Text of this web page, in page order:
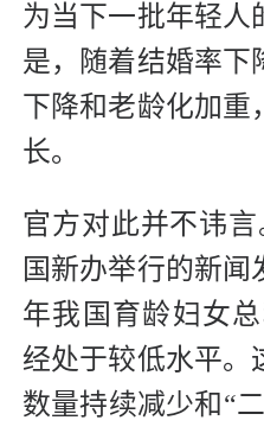
为当下一批年轻人
是，随着结婚率下
下降和老龄化加
长。
官方对此并不讳言
国新办举行的新闻
年我国育龄妇女
经处于较低水平。
数量持续减少和“